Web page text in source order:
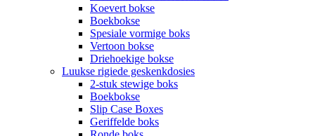
Koevert bokse
Boekbokse
Spesiale vormige boks
Vertoon bokse
Driehoekige bokse
Luukse rigiede geskenkdosies
2-stuk stewige boks
Boekbokse
Slip Case Boxes
Geriffelde boks